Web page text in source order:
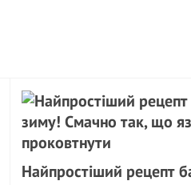
Найпростіший рецепт